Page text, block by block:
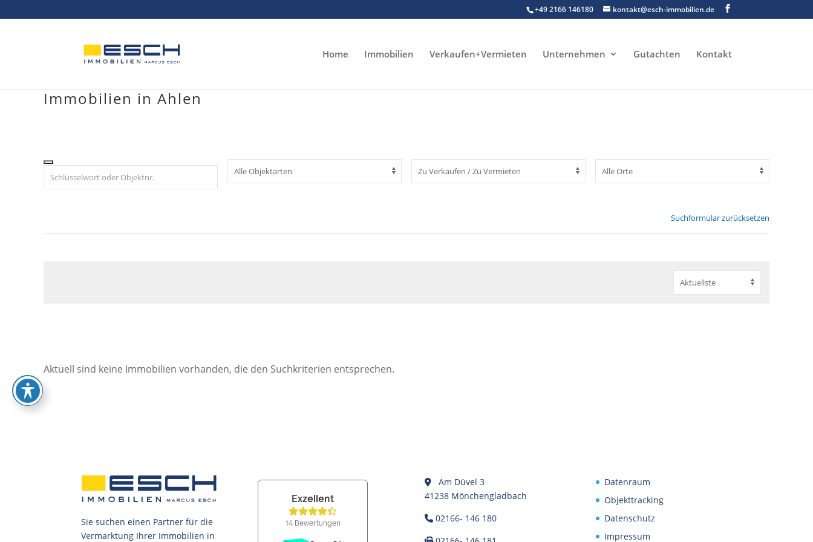
to
+49 2166 146180 kontakt@esch-immobilien.de
Home Immobilien Verkaufen+Vermieten Unternehmen Gutachten Kontakt
Immobilien in Ahlen
Suchformular zurücksetzen
Aktuell sind keine Immobilien vorhanden, die den Suchkriterien entsprechen.
Sie suchen einen Partner für die
Vermarktung Ihrer Immobilien in
Am Düvel 3
41238 Mönchengladbach
02166- 146 180
Datenraum
Objekttracking
Datenschutz
Impressum